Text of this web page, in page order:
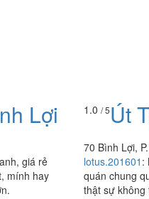
Lợi
giá rẻ
mính hay
1.0 / 5Út
70 Bình Lợi,
lotus.201601 :
quán chung
thật sự không